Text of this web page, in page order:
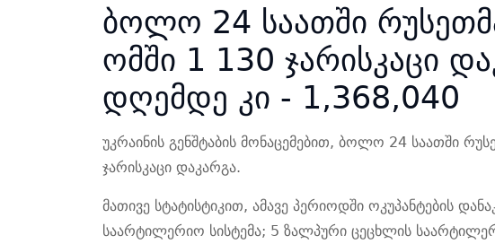
ბოლო 24 საათში
ომში 1 130 ჯარისკაცი
დღემდე კი - 1,368,040
უკრაინის გენშტაბის მონაცემებით, ბოლო 24 საათში
ჯარისკაცი დაკარგა.
მათივე სტატისტიკით, ამავე პერიოდში ოკუპანტების
საარტილერიო სისტემა; 5 ზალპური ცეცხლის